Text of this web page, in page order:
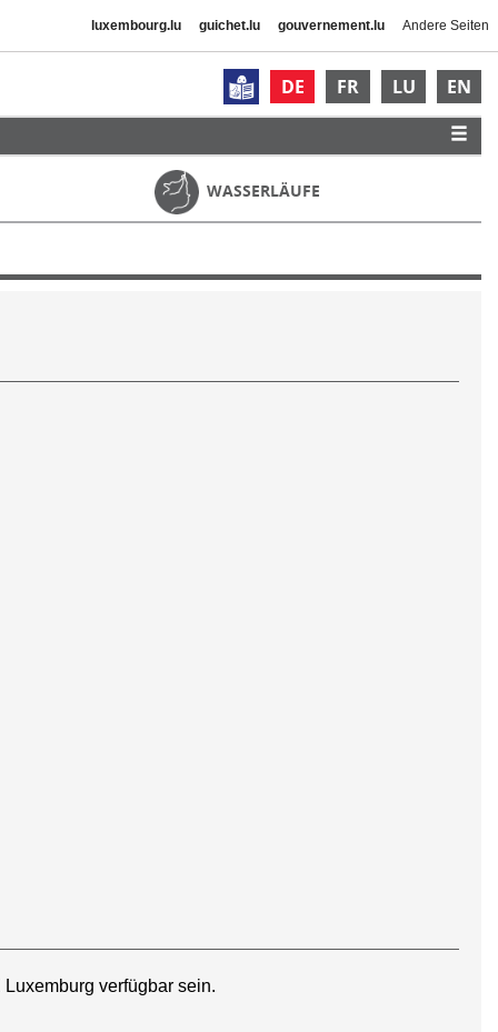
luxembourg.lu guichet.lu gouvernement.lu Andere Seiten
DE FR LU EN
WASSERLÄUFE
verfügbar sein.